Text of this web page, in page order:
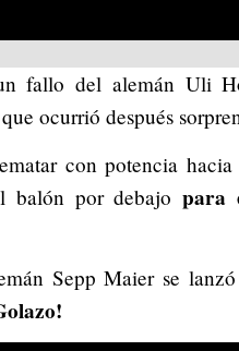
fallo del alemán Uli
ocurrió después
con potencia
balón por debajopara
Sepp Maier se